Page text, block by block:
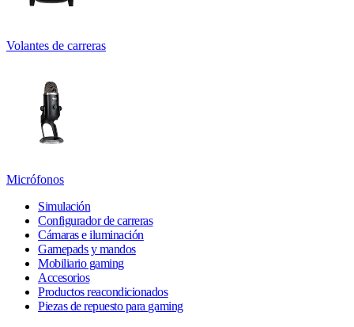
Volantes de carreras
Micrófonos
Simulación
Configurador de carreras
Cámaras e iluminación
Gamepads y mandos
Mobiliario gaming
Accesorios
Productos reacondicionados
Piezas de repuesto para gaming